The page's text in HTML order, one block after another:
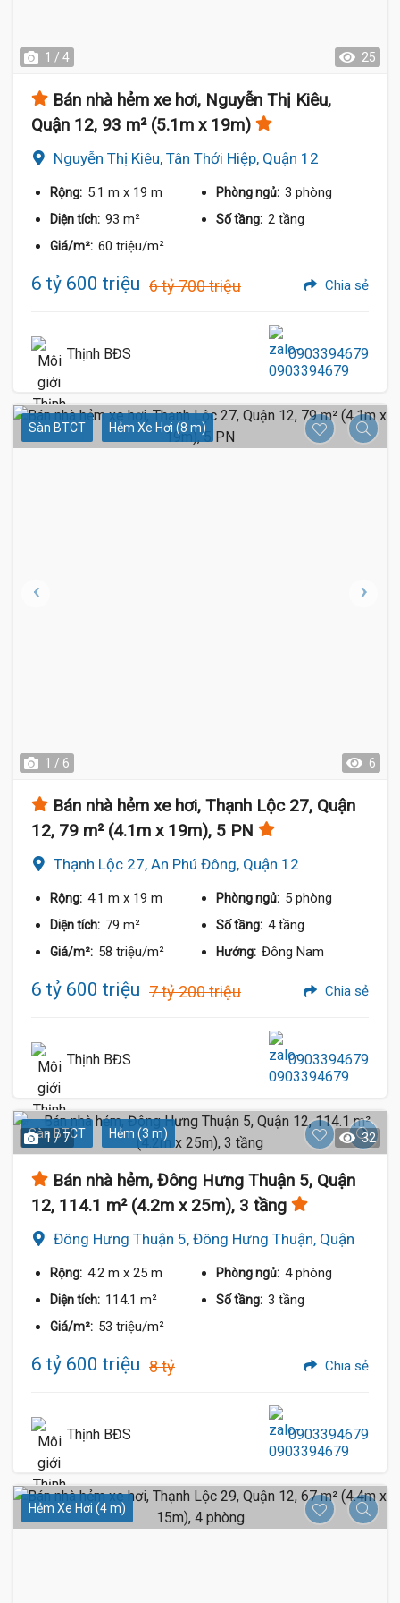
1 / 4 25
Bán nhà hẻm xe hơi, Nguyễn Thị Kiêu,
Quận 12, 93 m² (5.1m x 19m)
Nguyễn Thị Kiêu, Tân Thới Hiệp, Quận 12
Rộng: 5.1 m x 19 m Phòng ngủ: 3 phòng
Diện tích: 93 m² Số tầng: 2 tầng
Giá/m²: 60 triệu/m²
6 tỷ 600 triệu 6 tỷ 700 triệu Chia sẻ
Thịnh BĐS 0903394679
Sàn BTCT Hẻm Xe Hơi (8 m)
1 / 6 6
Bán nhà hẻm xe hơi, Thạnh Lộc 27, Quận
12, 79 m² (4.1m x 19m), 5 PN
Thạnh Lộc 27, An Phú Đông, Quận 12
Rộng: 4.1 m x 19 m Phòng ngủ: 5 phòng
Diện tích: 79 m² Số tầng: 4 tầng
Giá/m²: 58 triệu/m² Hướng: Đông Nam
6 tỷ 600 triệu 7 tỷ 200 triệu Chia sẻ
Thịnh BĐS 0903394679
Sàn BTCT Hẻm (3 m)
1 / 7 32
Bán nhà hẻm, Đông Hưng Thuận 5, Quận
12, 114.1 m² (4.2m x 25m), 3 tầng
Đông Hưng Thuận 5, Đông Hưng Thuận, Quận
Rộng: 4.2 m x 25 m Phòng ngủ: 4 phòng
Diện tích: 114.1 m² Số tầng: 3 tầng
Giá/m²: 53 triệu/m²
6 tỷ 600 triệu 8 tỷ Chia sẻ
Thịnh BĐS 0903394679
Hẻm Xe Hơi (4 m)